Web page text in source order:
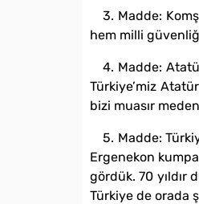
3. Madde:
hem milli
4. Madde:
Türkiye’miz
bizi muasır
5. Madde:
Ergenekon
gördük. 70 yıldır
Türkiye de orada